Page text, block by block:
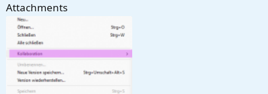
Attachments